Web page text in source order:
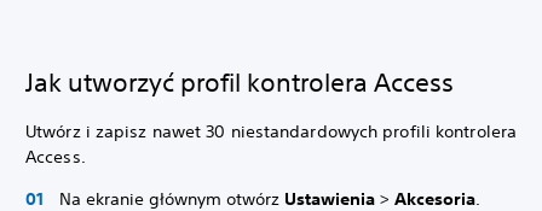
Jak utworzyć profil kontrolera Access
Utwórz i zapisz nawet 30 niestandardowych profili kontrolera
Access.
Na ekranie głównym otwórz Ustawienia > Akcesoria.